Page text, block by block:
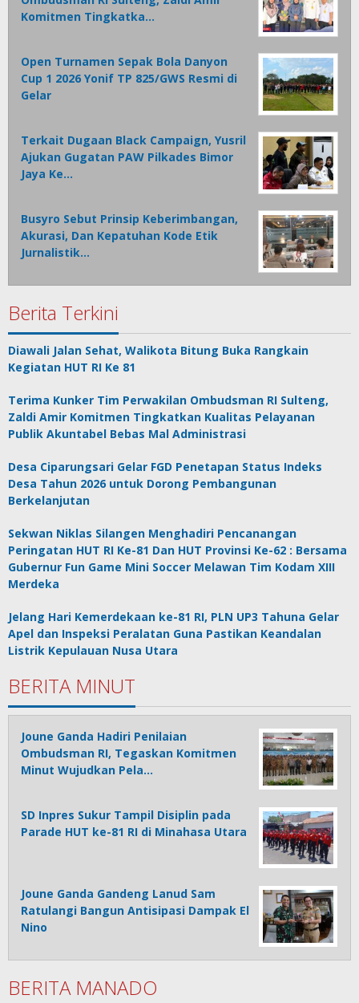
Komitmen Tingkatka…
Open Turnamen Sepak Bola Danyon
Cup 1 2026 Yonif TP 825/GWS Resmi di
Gelar
Terkait Dugaan Black Campaign, Yusril
Ajukan Gugatan PAW Pilkades Bimor
Jaya Ke…
Busyro Sebut Prinsip Keberimbangan,
Akurasi, Dan Kepatuhan Kode Etik
Jurnalistik…
Berita Terkini
Diawali Jalan Sehat, Walikota Bitung Buka Rangkain
Kegiatan HUT RI Ke 81
Terima Kunker Tim Perwakilan Ombudsman RI Sulteng,
Zaldi Amir Komitmen Tingkatkan Kualitas Pelayanan
Publik Akuntabel Bebas Mal Administrasi
Desa Ciparungsari Gelar FGD Penetapan Status Indeks
Desa Tahun 2026 untuk Dorong Pembangunan
Berkelanjutan
Sekwan Niklas Silangen Menghadiri Pencanangan
Peringatan HUT RI Ke-81 Dan HUT Provinsi Ke-62 : Bersama
Gubernur Fun Game Mini Soccer Melawan Tim Kodam XIII
Merdeka
Jelang Hari Kemerdekaan ke-81 RI, PLN UP3 Tahuna Gelar
Apel dan Inspeksi Peralatan Guna Pastikan Keandalan
Listrik Kepulauan Nusa Utara
BERITA MINUT
Joune Ganda Hadiri Penilaian
Ombudsman RI, Tegaskan Komitmen
Minut Wujudkan Pela…
SD Inpres Sukur Tampil Disiplin pada
Parade HUT ke-81 RI di Minahasa Utara
Joune Ganda Gandeng Lanud Sam
Ratulangi Bangun Antisipasi Dampak El
Nino
BERITA MANADO